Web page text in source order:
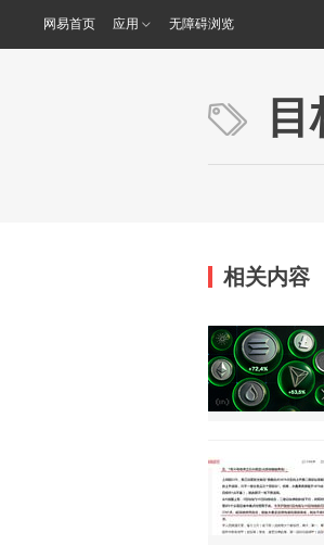
网易首页 应用 无障碍浏览
相关内容